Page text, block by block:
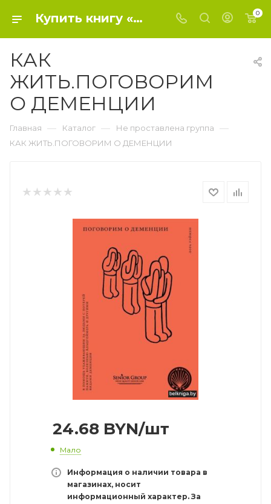
Купить книгу «КАК ЖИТЬ.ПОГОВОРИМ О ДЕМЕНЦИИ» 2018, - Не проставлена группа 0
КАК
ЖИТЬ.ПОГОВОРИМ
О ДЕМЕНЦИИ
Главная — Каталог — Не проставлена группа —
КАК ЖИТЬ.ПОГОВОРИМ О ДЕМЕНЦИИ
24.68 BYN/шт
Мало
Информация о наличии товара в
магазинах, носит
информационный характер. За